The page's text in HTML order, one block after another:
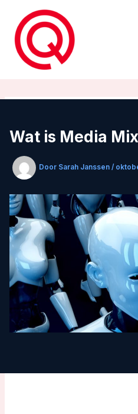
inhoud
Wat is Media
Door Sarah Janssen /